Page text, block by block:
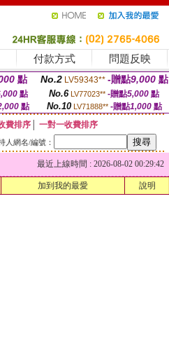
付款方式 問題反映
點 No.2 LV59343** -贈點9,000 點
點 No.6 LV77023** -贈點5,000點
點 No.10 LV71888** -贈點1,000 點
費排序
一對一收費排序
人網名/編號：
最近上線時間 : 2026-08-02 00:29:42
加到我的最愛 說明